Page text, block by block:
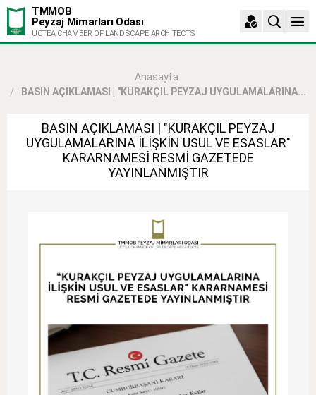
TMMOB
Peyzaj Mimarları Odası
UCTEA CHAMBER OF LANDSCAPE ARCHITECTS
Anasayfa
BASIN AÇIKLAMASI | "KURAKÇIL PEYZAJ UYGULAMALARINA...
BASIN AÇIKLAMASI | "KURAKÇIL PEYZAJ
UYGULAMALARINA İLİŞKİN USUL VE ESASLAR"
KARARNAMESİ RESMİ GAZETEDE
YAYINLANMIŞTIR